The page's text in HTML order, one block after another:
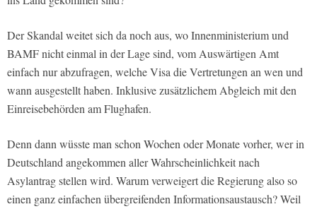
Der Skandal weitet sich da noch aus, wo Innenministerium und
BAMF nicht einmal in der Lage sind, vom Auswärtigen Amt
einfach nur abzufragen, welche Visa die Vertretungen an wen und
wann ausgestellt haben. Inklusive zusätzlichem Abgleich mit den
Einreisebehörden am Flughafen.
Denn dann wüsste man schon Wochen oder Monate vorher, wer in
Deutschland angekommen aller Wahrscheinlichkeit nach
Asylantrag stellen wird. Warum verweigert die Regierung also so
einen ganz einfachen übergreifenden Informationsaustausch? Weil